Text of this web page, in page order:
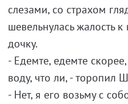
слезами, со страхом
шевельнулась жалость
дочку.
- Едемте, едемте
воду, что ли, - торопил
- Нет, я его возьму с